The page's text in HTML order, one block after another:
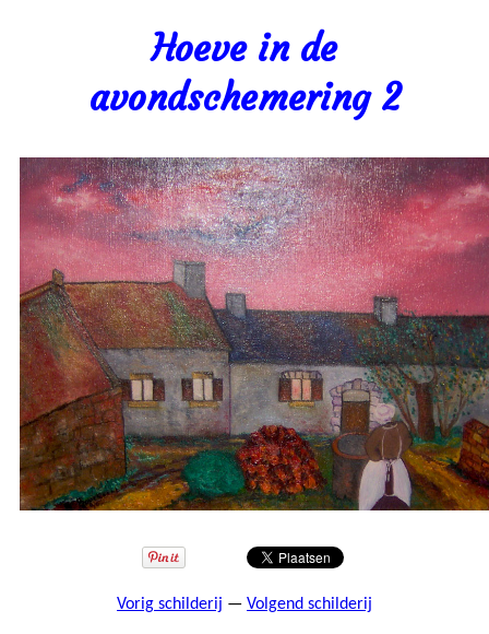
Hoeve in de
avondschemering 2
Vorig schilderij — Volgend schilderij